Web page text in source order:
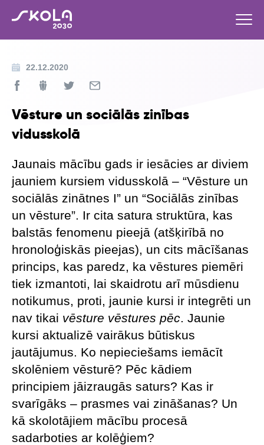
22.12.2020
Vēsture un sociālās zinības
vidusskolā
Jaunais mācību gads ir iesācies ar diviem
jauniem kursiem vidusskolā – “Vēsture un
sociālās zinātnes I” un “Sociālās zinības
un vēsture”. Ir cita satura struktūra, kas
balstās fenomenu pieejā (atšķirībā no
hronoloģiskās pieejas), un cits mācīšanas
princips, kas paredz, ka vēstures piemēri
tiek izmantoti, lai skaidrotu arī mūsdienu
notikumus, proti, jaunie kursi ir integrēti un
nav tikai vēsture vēstures pēc. Jaunie
kursi aktualizē vairākus būtiskus
jautājumus. Ko nepieciešams iemācīt
skolēniem vēsturē? Pēc kādiem
principiem jāizraugās saturs? Kas ir
svarīgāks – prasmes vai zināšanas? Un
kā skolotājiem mācību procesā
sadarboties ar kolēģiem?